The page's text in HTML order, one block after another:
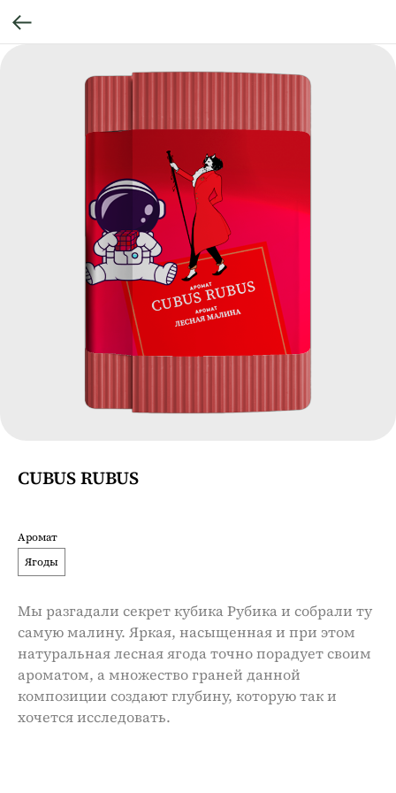
CUBUS RUBUS
Аромат
Ягоды
Мы разгадали секрет кубика Рубика и собрали ту
самую малину. Яркая, насыщенная и при этом
натуральная лесная ягода точно порадует своим
ароматом, а множество граней данной
композиции создают глубину, которую так и
хочется исследовать.